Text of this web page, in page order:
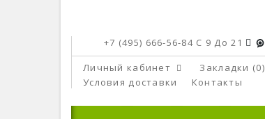
+7 (495) 666-56-84 C 9 До 21
Личный кабинет
Закладки (0)
Условия доставки
Контакты